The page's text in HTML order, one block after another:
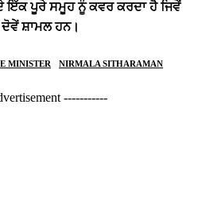
ਇੱਕ ਪੂਰੇ ਸਮੂਹ ਨੂੰ ਕਵਰ ਕਰਦਾ ਹੈ ਜਿਵੇਂ
ਸ਼ਾਮਲ ਹਨ।
MINISTER NIRMALA SITHARAMAN
-----------